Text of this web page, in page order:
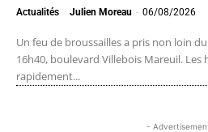
Actualités Julien Moreau - 06/08/2026
Un feu de broussailles a pris non loin
16h40, boulevard Villebois Mareuil. Les
rapidement...
-